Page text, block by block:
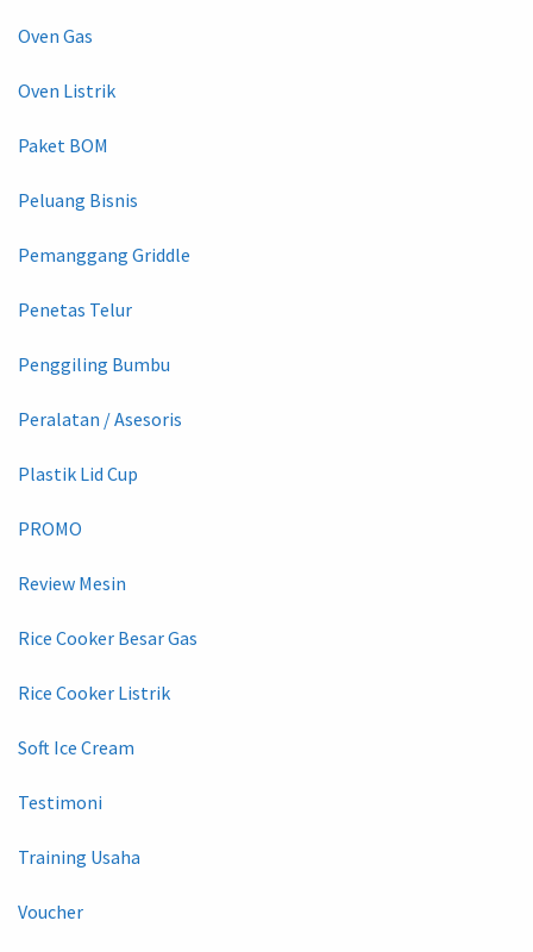
Oven Gas
Oven Listrik
Paket BOM
Peluang Bisnis
Pemanggang Griddle
Penetas Telur
Penggiling Bumbu
Peralatan / Asesoris
Plastik Lid Cup
PROMO
Review Mesin
Rice Cooker Besar Gas
Rice Cooker Listrik
Soft Ice Cream
Testimoni
Training Usaha
Voucher